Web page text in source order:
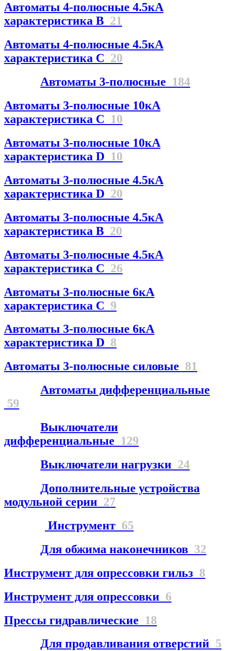
Автоматы 4-полюсные 4.5кА
характеристика В 21
Автоматы 4-полюсные 4.5кА
характеристика С 20
Автоматы 3-полюсные 184
Автоматы 3-полюсные 10кА
характеристика C 10
Автоматы 3-полюсные 10кА
характеристика D 10
Автоматы 3-полюсные 4.5кА
характеристика D 20
Автоматы 3-полюсные 4.5кА
характеристика В 20
Автоматы 3-полюсные 4.5кА
характеристика С 26
Автоматы 3-полюсные 6кА
характеристика C 9
Автоматы 3-полюсные 6кА
характеристика D 8
Автоматы 3-полюсные силовые 81
Автоматы дифференциальные
59
Выключатели
дифференциальные 129
Выключатели нагрузки 24
Дополнительные устройства
модульной серии 27
Инструмент 65
Для обжима наконечников 32
Инструмент для опрессовки гильз 8
Инструмент для опрессовки 6
Прессы гидравлические 18
Для продавливания отверстий 5